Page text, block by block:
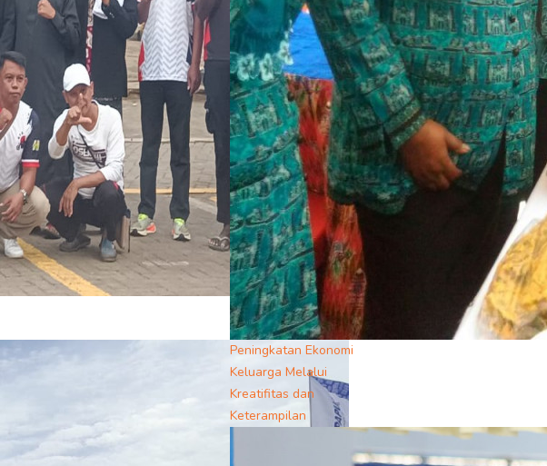
Peningkatan Ekonomi
Keluarga Melalui
Kreatifitas dan
Keterampilan